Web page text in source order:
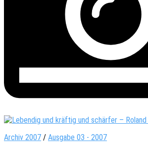
Archiv 2007 / Ausgabe 03 - 2007